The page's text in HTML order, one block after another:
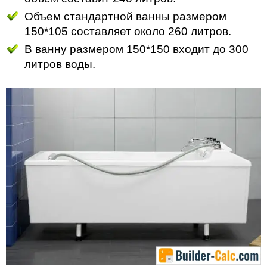
Объем стандартной ванны размером
150*105 составляет около 260 литров.
В ванну размером 150*150 входит до 300
литров воды.